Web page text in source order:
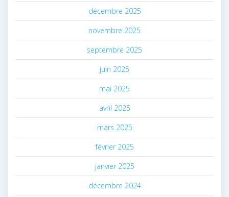
décembre 2025
novembre 2025
septembre 2025
juin 2025
mai 2025
avril 2025
mars 2025
février 2025
janvier 2025
décembre 2024